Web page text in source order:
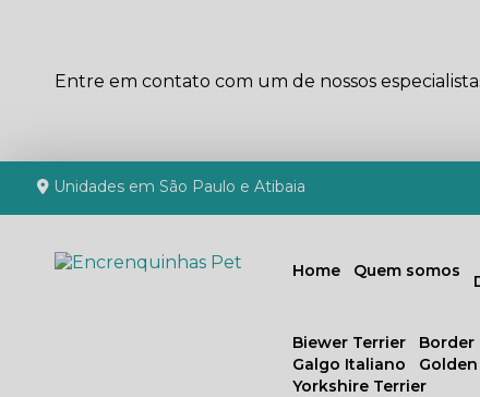
Entre em contato com um de nossos
Unidades em São Paulo e Atibaia
Home Quem somos
Biewer Terrier
Galgo Italiano
Yorkshire Terrier